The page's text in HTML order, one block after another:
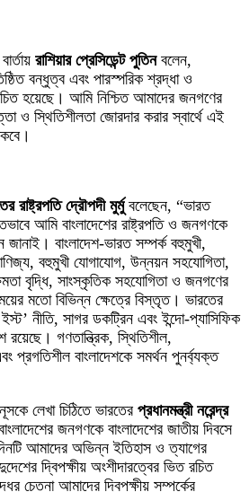
রাশিয়ার প্রেসিডেন্ট পুতিনবলেন,
বন্ধুত্ব এবং পারস্পরিক শ্রদ্ধা ও
হয়েছে। আমি নিশ্চিত আমাদের জনগণের
ও স্থিতিশীলতা জোরদার করার স্বার্থে এই
রাষ্ট্রপতি দ্রৌপদী মুর্মুবলেছেন, “ভারত
আমি বাংলাদেশের রাষ্ট্রপতি ও জনগণকে
বাংলাদেশ-ভারত সম্পর্ক বহুমুখী,
বহুমুখী যোগাযোগ, উন্নয়ন সহযোগিতা,
বৃদ্ধি, সাংস্কৃতিক সহযোগিতা ও জনগণের
মতো বিভিন্ন ক্ষেত্রে বিস্তৃত। ভারতের
নীতি, সাগর ডকট্রিন এবং ইন্দো-প্যাসিফিক
রয়েছে। গণতান্ত্রিক, স্থিতিশীল,
প্রগতিশীল বাংলাদেশকে সমর্থন পুনর্ব্যক্ত
লেখা চিঠিতে ভারতের প্রধানমন্ত্রী নরেন্দ্র
জনগণকে বাংলাদেশের জাতীয় দিবসে
আমাদের অভিন্ন ইতিহাস ও ত্যাগের
দ্বিপক্ষীয় অংশীদারত্বের ভিত রচিত
চেতনা আমাদের দ্বিপক্ষীয় সম্পর্কের